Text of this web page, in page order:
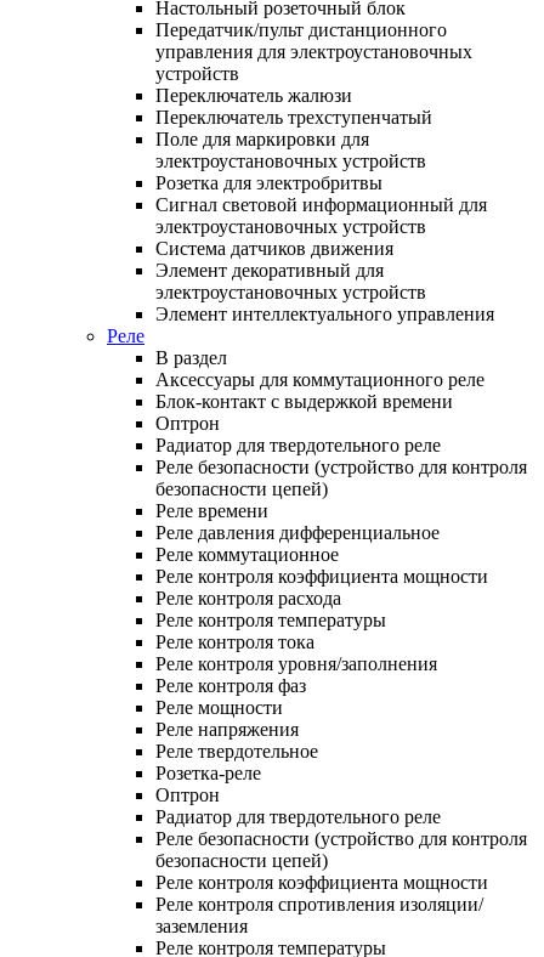
Настольный розеточный блок
Передатчик/пульт дистанционного
управления для электроустановочных
устройств
Переключатель жалюзи
Переключатель трехступенчатый
Поле для маркировки для
электроустановочных устройств
Розетка для электробритвы
Сигнал световой информационный для
электроустановочных устройств
Система датчиков движения
Элемент декоративный для
электроустановочных устройств
Элемент интеллектуального управления
Реле
В раздел
Аксессуары для коммутационного реле
Блок-контакт с выдержкой времени
Оптрон
Радиатор для твердотельного реле
Реле безопасности (устройство для контроля
безопасности цепей)
Реле времени
Реле давления дифференциальное
Реле коммутационное
Реле контроля коэффициента мощности
Реле контроля расхода
Реле контроля температуры
Реле контроля тока
Реле контроля уровня/заполнения
Реле контроля фаз
Реле мощности
Реле напряжения
Реле твердотельное
Розетка-реле
Оптрон
Радиатор для твердотельного реле
Реле безопасности (устройство для контроля
безопасности цепей)
Реле контроля коэффициента мощности
Реле контроля спротивления изоляции/
заземления
Реле контроля температуры